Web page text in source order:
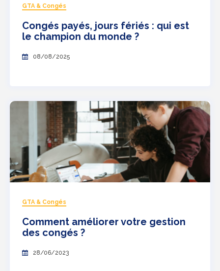
GTA & Congés
Congés payés, jours fériés : qui est
le champion du monde ?
08/08/2025
GTA & Congés
Comment améliorer votre gestion
des congés ?
28/06/2023